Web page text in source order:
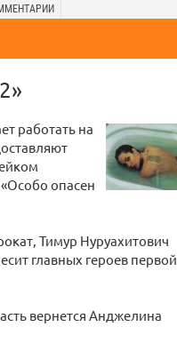
работать на
опасен
Тимур Нуруахитович
главных героев первой
вернется Анджелина